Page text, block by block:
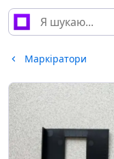
Маркіратори